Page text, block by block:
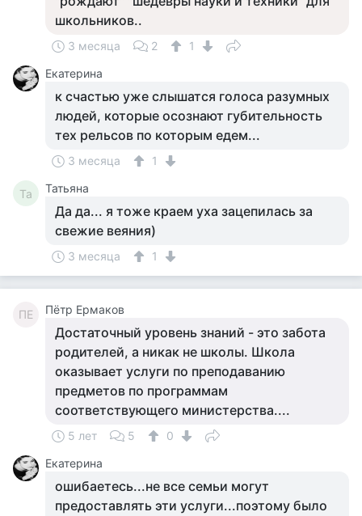
школьников..
3 месяца 2
1
Екатерина
к счастью уже слышатся голоса разумных
людей, которые осознают губительность
тех рельсов по которым едем...
3 месяца 1
Та Татьяна
Да да... я тоже краем уха зацепилась за
свежие веяния)
3 месяца 1
ПЕ Пётр Ермаков
Достаточный уровень знаний - это забота
родителей, а никак не школы. Школа
оказывает услуги по преподаванию
предметов по программам
соответствующего министерства....
5 лет 5
0
Екатерина
ошибаетесь...не все семьи могут
предоставлять эти услуги...поэтому было